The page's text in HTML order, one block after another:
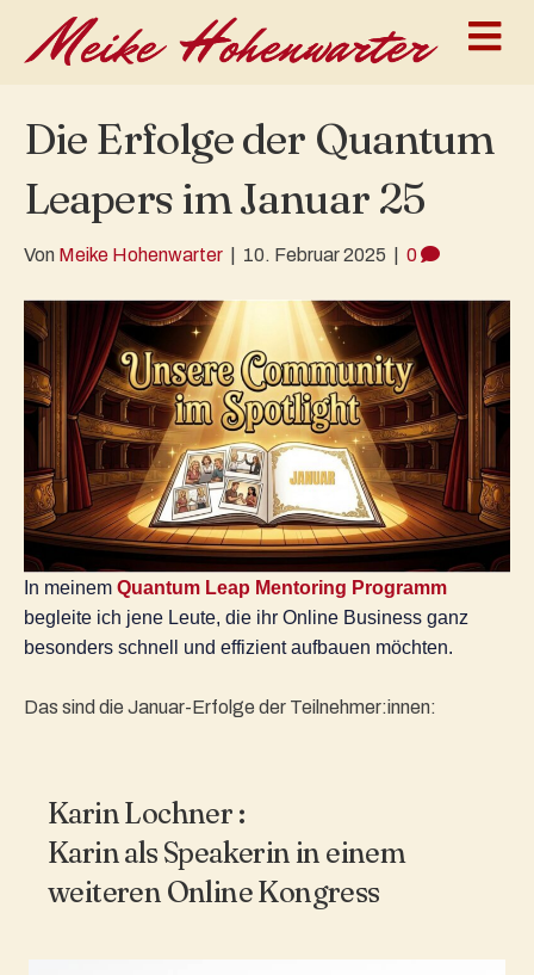
Die Erfolge der Quantum
Leapers im Januar 25
Von Meike Hohenwarter 10. Februar 2025 0
In meinem Quantum Leap Mentoring Programm
begleite ich jene Leute, die ihr Online Business ganz
besonders schnell und effizient aufbauen möchten.
Das sind die Januar-Erfolge der Teilnehmer:innen:
Karin Lochner :
Karin als Speakerin in einem
weiteren Online Kongress